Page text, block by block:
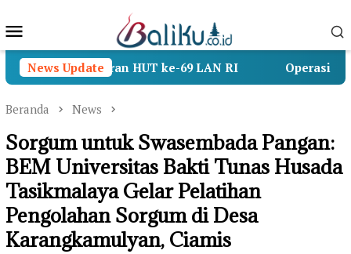
ke
Mobile
News Update
Tasyakuran HUT ke-69 LAN RI Operasi SAR KMP
Beranda News
Sorgum untuk Swasembada Pangan:
BEM Universitas Bakti Tunas Husada
Tasikmalaya Gelar Pelatihan
Pengolahan Sorgum di Desa
Karangkamulyan, Ciamis